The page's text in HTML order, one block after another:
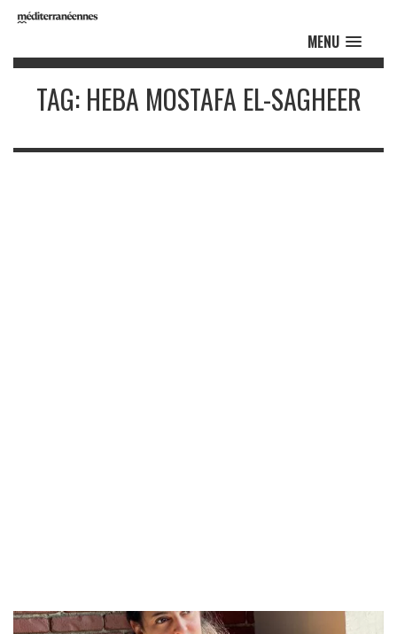
MENU
TAG: HEBA MOSTAFA EL-SAGHEER